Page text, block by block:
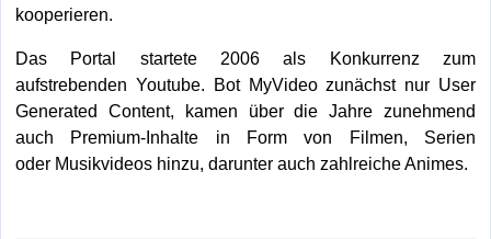
kooperieren.
Das Portal startete 2006 als Konkurrenz zum
aufstrebenden Youtube. Bot MyVideo zunächst nur User
Generated Content, kamen über die Jahre zunehmend
auch Premium-Inhalte in Form von Filmen, Serien
oder Musikvideos hinzu, darunter auch zahlreiche Animes.